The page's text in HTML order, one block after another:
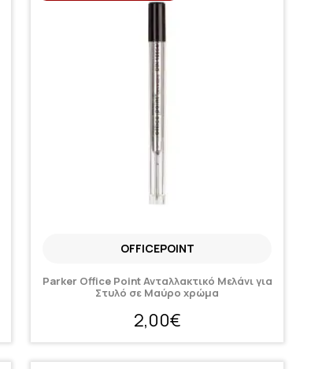
OFFICEPOINT
Parker Office Point Ανταλλακτικό Μελάνι για
Στυλό σε Μαύρο χρώμα
2,00€